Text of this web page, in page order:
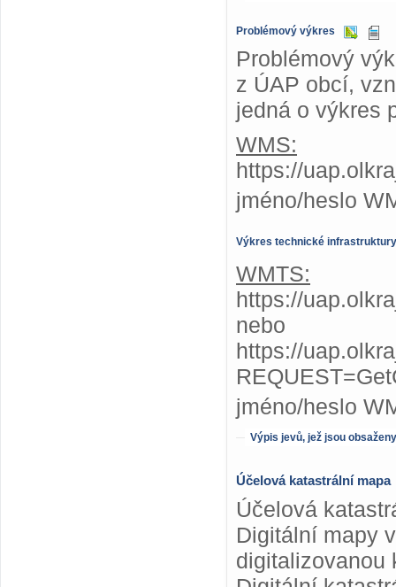
Problémový výkres
Problémový
z ÚAP obcí,
jedná o výkres
WMS:
https://
jméno/heslo
Výkres technické infrastruktury
WMTS:
https://
nebo
https://
jméno/heslo
Výpis jevů, jež jsou
Účelová katastrální mapa
Účelová
Digitální mapy
digitalizovanou